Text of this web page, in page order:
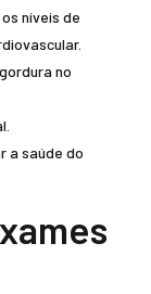
níveis de
no
a saúde do